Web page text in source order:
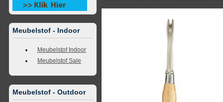
Meubelstof - Indoor
Meubelstof Indoor
Meubelstof Sale
Meubelstof - Outdoor